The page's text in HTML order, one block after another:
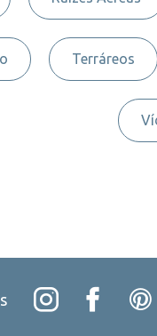
Terráreos